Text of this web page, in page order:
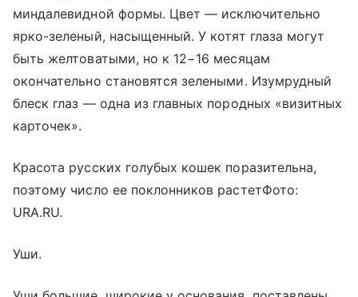
миндалевидной формы. Цвет — исключительно
ярко-зеленый, насыщенный. У котят глаза могут
быть желтоватыми, но к 12−16 месяцам
окончательно становятся зелеными. Изумрудный
блеск глаз — одна из главных породных «визитных
карточек».
Красота русских голубых кошек поразительна,
поэтому число ее поклонников растетФото:
URA.RU.
Уши.